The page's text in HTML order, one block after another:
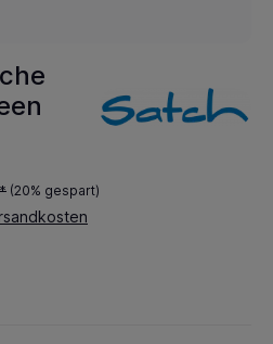
(20% gespart)